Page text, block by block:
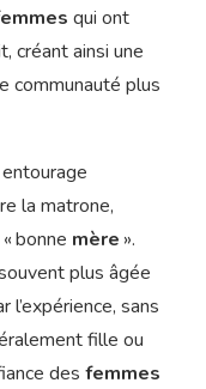
qui ont
créant ainsi une
communauté plus
la matrone,
bonne mère ».
plus âgée
sans
fille ou
des femmes